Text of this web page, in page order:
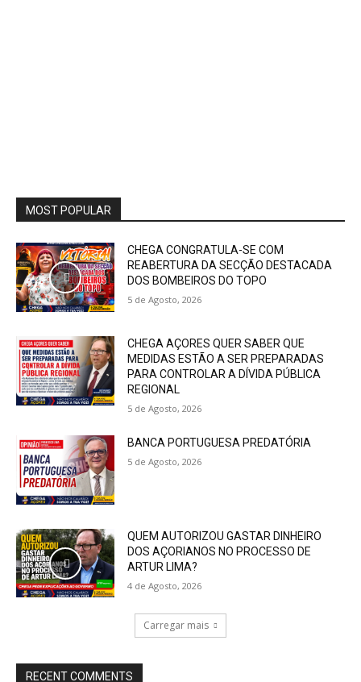
MOST POPULAR
CHEGA CONGRATULA-SE COM
REABERTURA DA SECÇÃO DESTACADA
DOS BOMBEIROS DO TOPO
5 de Agosto, 2026
CHEGA AÇORES QUER SABER QUE
MEDIDAS ESTÃO A SER PREPARADAS
PARA CONTROLAR A DÍVIDA PÚBLICA
REGIONAL
5 de Agosto, 2026
BANCA PORTUGUESA PREDATÓRIA
5 de Agosto, 2026
QUEM AUTORIZOU GASTAR DINHEIRO
DOS AÇORIANOS NO PROCESSO DE
ARTUR LIMA?
4 de Agosto, 2026
Carregar mais
RECENT COMMENTS